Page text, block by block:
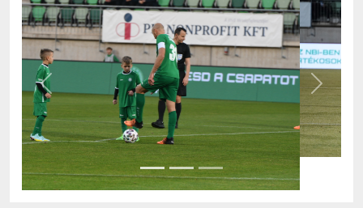
Previous Next